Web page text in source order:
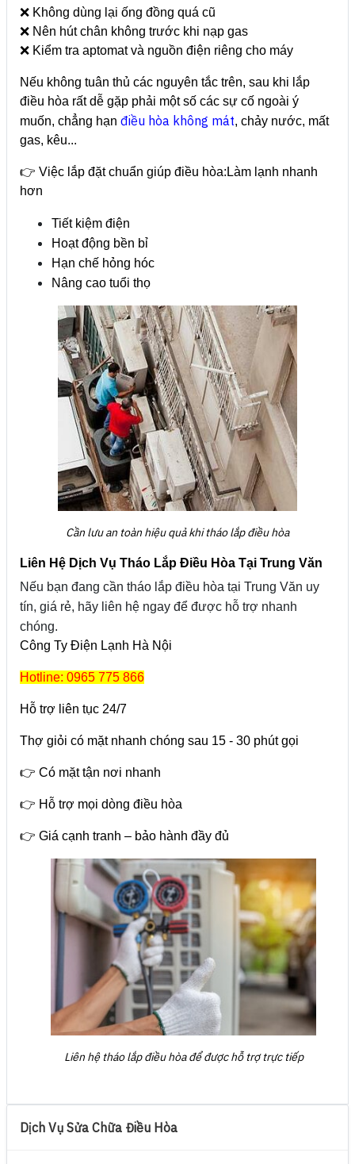
❌ Không dùng lại ống đồng quá cũ
❌ Nên hút chân không trước khi nạp gas
❌ Kiểm tra aptomat và nguồn điện riêng cho máy
Nếu không tuân thủ các nguyên tắc trên, sau khi lắp
điều hòa rất dễ gặp phải một số các sự cố ngoài ý
muốn, chẳng hạn điều hòa không mát, chảy nước, mất
gas, kêu...
👉 Việc lắp đặt chuẩn giúp điều hòa: Làm lạnh nhanh
hơn
Tiết kiệm điện
Hoạt động bền bỉ
Hạn chế hỏng hóc
Nâng cao tuổi thọ
Cần lưu an toàn hiệu quả khi tháo lắp điều hòa
Liên Hệ Dịch Vụ Tháo Lắp Điều Hòa Tại Trung Văn
Nếu bạn đang cần tháo lắp điều hòa tại Trung Văn uy
tín, giá rẻ, hãy liên hệ ngay để được hỗ trợ nhanh
chóng.
Công Ty Điện Lạnh Hà Nội
Hotline: 0965 775 866
Hỗ trợ liên tục 24/7
Thợ giỏi có mặt nhanh chóng sau 15 - 30 phút gọi
👉 Có mặt tận nơi nhanh
👉 Hỗ trợ mọi dòng điều hòa
👉 Giá cạnh tranh – bảo hành đầy đủ
Liên hệ tháo lắp điều hòa để được hỗ trợ trực tiếp
Dịch Vụ Sửa Chữa Điều Hòa